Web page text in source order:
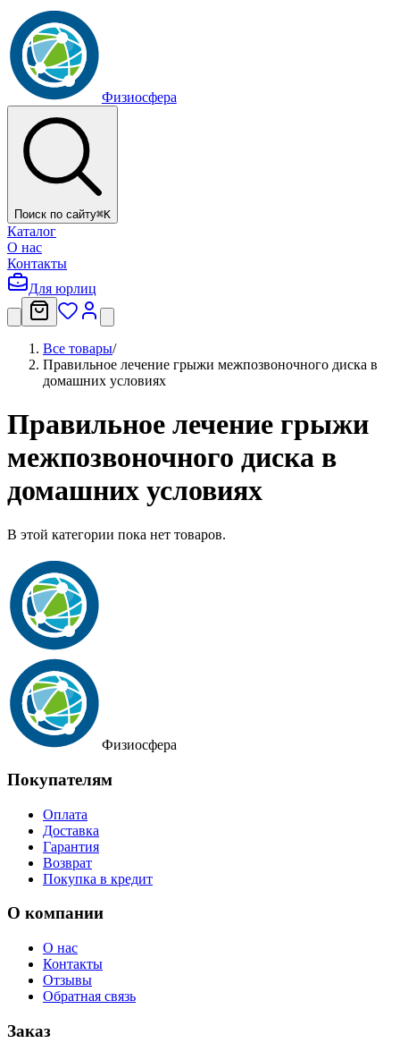
Физиосфера
Поиск по сайту⌘K
Каталог
О нас
Контакты
Для юрлиц
Все товары/
Правильное лечение грыжи межпозвоночного диска в
домашних условиях
Правильное лечение грыжи
межпозвоночного диска в
домашних условиях
В этой категории пока нет товаров.
Физиосфера
Покупателям
Оплата
Доставка
Гарантия
Возврат
Покупка в кредит
О компании
О нас
Контакты
Отзывы
Обратная связь
Заказ